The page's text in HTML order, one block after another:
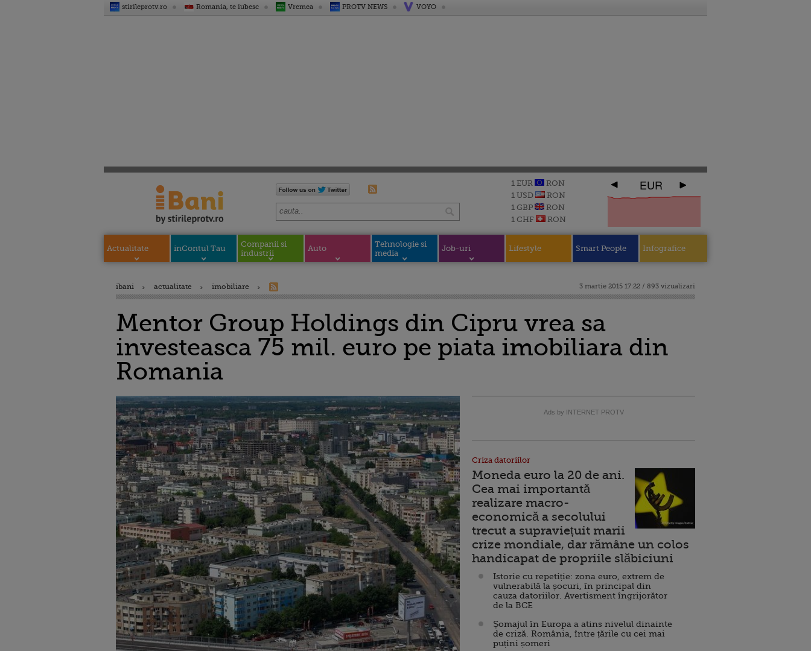
stirileprotv.ro Romania, te iubesc Vremea PROTV NEWS VOYO
1 EUR
RON
1 USD
RON
1 GBP
RON
1 CHF
RON
EUR
Actualitate inContul Tau
Companii si
industrii
Auto
Tehnologie si
media
Job-uri Lifestyle Smart People Infografice
ibani actualitate imobiliare 3 martie 2015 17:22 / 893 vizualizari
Mentor Group Holdings din Cipru vrea sa
investeasca 75 mil. euro pe piata imobiliara din
Romania
Ads by INTERNET PROTV
Criza datoriilor
Moneda euro la 20 de ani.
Cea mai importantă
realizare macro-
economică a secolului
trecut a supraviețuit marii
crize mondiale, dar rămâne un colos
handicapat de propriile slăbiciuni
Istorie cu repetiție: zona euro, extrem de
vulnerabilă la șocuri, în principal din
cauza datoriilor. Avertisment îngrijorător
de la BCE
Șomajul în Europa a atins nivelul dinainte
de criză. România, între țările cu cei mai
puțini șomeri